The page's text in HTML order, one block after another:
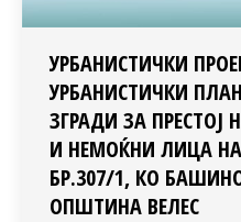
УРБАНИСТИЧКИ
УРБАНИСТИЧКИ
ЗГРАДИ ЗА ПРЕСТОЈ
И НЕМОЌНИ ЛИЦА
БР.307/1, КО
ОПШТИНА ВЕЛЕС